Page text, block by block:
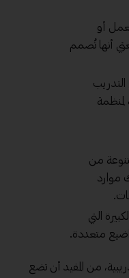
أو
أنها تُصمم
لمنظمة
من
موارد
التي
متعددة.
من المفيد أن تضع